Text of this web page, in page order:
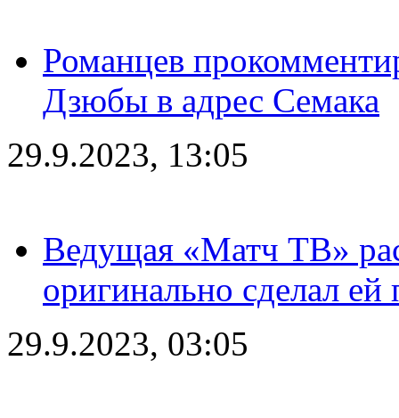
Романцев
Дзюбы в адрес Семака
29.9.2023, 13:05
Ведущая «Матч ТВ»
оригинально сделал ей
29.9.2023, 03:05